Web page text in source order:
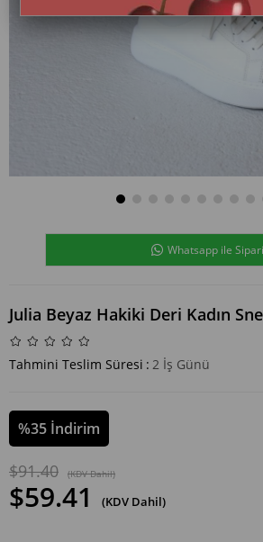
Whatsapp ile
Julia Beyaz Hakiki Deri Kadın
Tahmini Teslim Süresi : 2 İş Günü
%35 İndirim
$91.40 (KDV Dahil)
$59.41 (KDV Dahil)